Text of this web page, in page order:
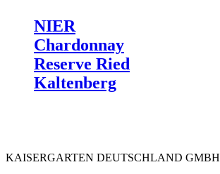
NIER
Chardonnay
Reserve Ried
Kaltenberg
KAISERGARTEN DEUTSCHLAND GMBH